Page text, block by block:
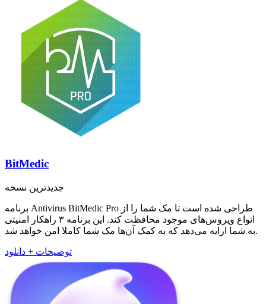
BitMedic
جدیدترین نسخه
برنامه Antivirus BitMedic Pro طراحی شده است تا مک شما را از
انواع ویروس‌های موجود محافظت کند. این برنامه ۳ راهکار امنیتی
به شما ارایه می‌دهد که به کمک آن‌ها مک شما کاملا امن خواهد شد.
توضیحات + دانلود